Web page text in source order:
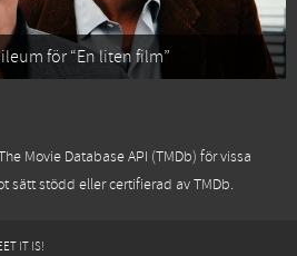
för “En liten film”
Movie Database API (TMDb) för vissa
sätt stödd eller certifierad av TMDb.
IT IS!